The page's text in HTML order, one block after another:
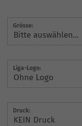
Grösse:
Liga-Logo:
Druck: